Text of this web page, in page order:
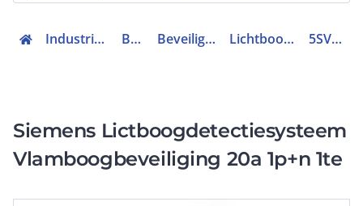
Industriele componenten Beveiliging Beveiligingsschakelaars Lichtboogdetectiesysteem 5SV6016-6KK20
Siemens Lictboogdetectiesysteem
Vlamboogbeveiliging 20a 1p+n 1te